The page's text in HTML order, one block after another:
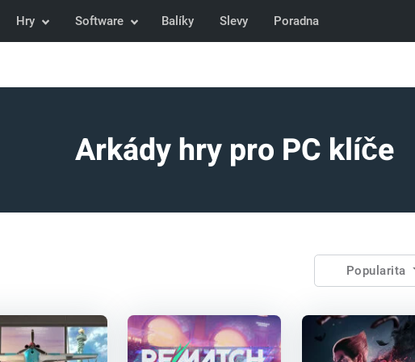
Hry Software Balíky Slevy Poradna
Arkády hry pro PC klíče
Popularita